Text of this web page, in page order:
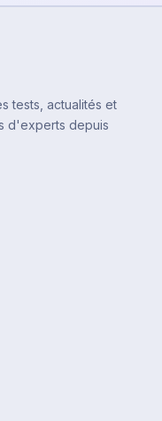
tests, actualités et
d'experts depuis